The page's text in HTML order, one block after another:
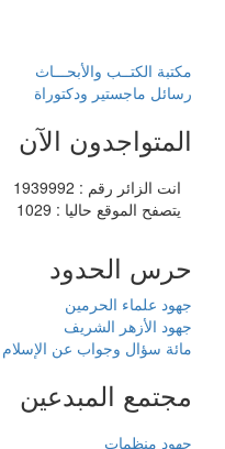
مكتبة الكتــب والأبحـــاث
رسائل ماجستير ودكتوراة
المتواجدون الآن
انت الزائر رقم : 1939992
يتصفح الموقع حاليا : 1029
حرس الحدود
جهود علماء الحرمين
جهود الأزهر الشريف
مائة سؤال وجواب عن الإسلام
مجتمع المبدعين
جهود منظمات